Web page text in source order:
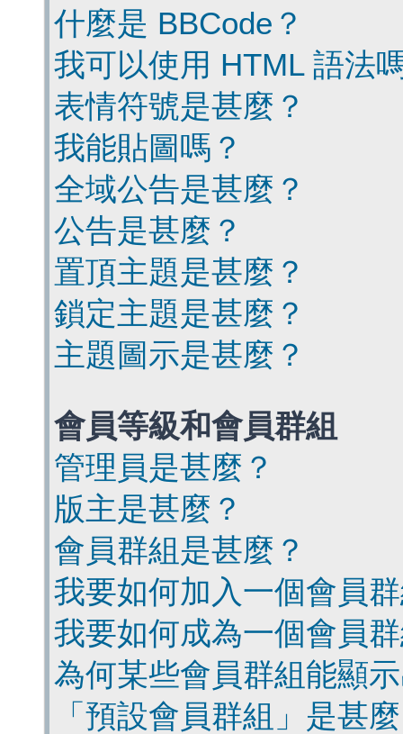
什麼是 BBCode？
我可以使用 HTML 語法
表情符號是甚麼？
我能貼圖嗎？
全域公告是甚麼？
公告是甚麼？
置頂主題是甚麼？
鎖定主題是甚麼？
主題圖示是甚麼？
會員等級和會員群組
管理員是甚麼？
版主是甚麼？
會員群組是甚麼？
我要如何加入一個會員
我要如何成為一個會員
為何某些會員群組能顯
「預設會員群組」是甚